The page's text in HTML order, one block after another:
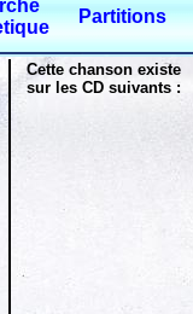
Partitions
Cette chanson existe
sur les CD suivants :